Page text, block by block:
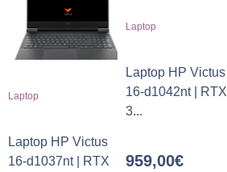
Laptop
Laptop HP Victus
16-d1037nt | RTX
Laptop
Laptop HP Victus
16-d1042nt | RTX
3...
959,00€